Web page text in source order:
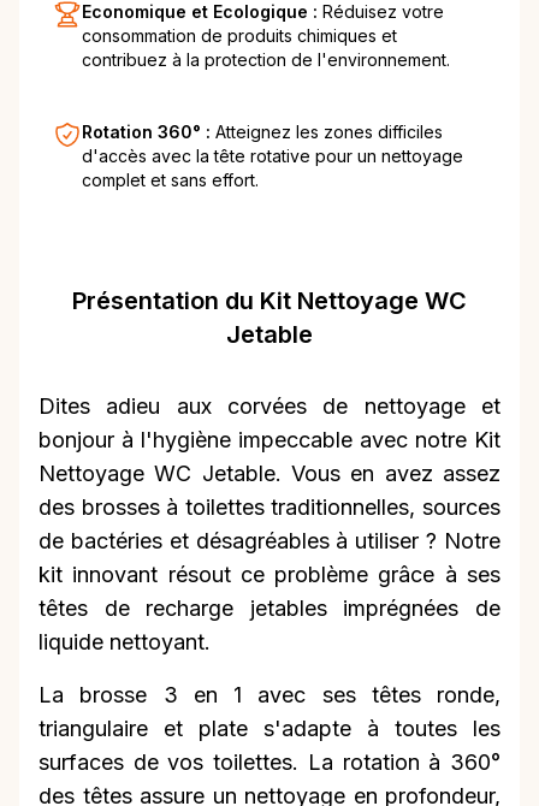
Economique et Ecologique : Réduisez votre
consommation de produits chimiques et
contribuez à la protection de l'environnement.
Rotation 360° : Atteignez les zones difficiles
d'accès avec la tête rotative pour un nettoyage
complet et sans effort.
Présentation du Kit Nettoyage WC
Jetable
Dites adieu aux corvées de nettoyage et
bonjour à l'hygiène impeccable avec notre Kit
Nettoyage WC Jetable. Vous en avez assez
des brosses à toilettes traditionnelles, sources
de bactéries et désagréables à utiliser ? Notre
kit innovant résout ce problème grâce à ses
têtes de recharge jetables imprégnées de
liquide nettoyant.
La brosse 3 en 1 avec ses têtes ronde,
triangulaire et plate s'adapte à toutes les
surfaces de vos toilettes. La rotation à 360°
des têtes assure un nettoyage en profondeur,